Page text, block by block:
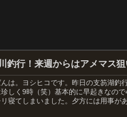
釣行！来週からはアメマス狙
んは。ヨシヒコです。昨日の支笏湖釣
しく9時（笑）基本的に早起きなの
寝てしまいました。夕方には用事が